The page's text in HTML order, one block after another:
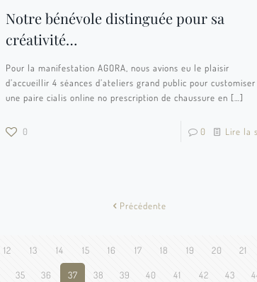
Notre bénévole distinguée pour sa
créativité…
Pour la manifestation AGORA, nous avions eu le plaisir
d’accueillir 4 séances d’ateliers grand public pour customiser
une paire cialis online no prescription de chaussure en […]
0 0 Lire la
Précédente
12 13 14 15 16 17 18 19 20 21
35 36 37 38 39 40 41 42 43